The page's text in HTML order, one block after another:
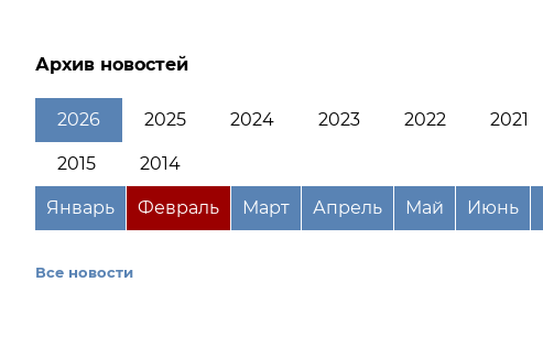
Архив новостей
2026 2025 2024 2023 2022 2021
2015 2014
Январь Февраль Март Апрель Май Июнь
Все новости